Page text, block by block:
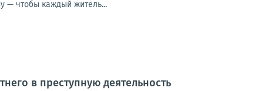
— чтобы каждый житель...
в преступную деятельность